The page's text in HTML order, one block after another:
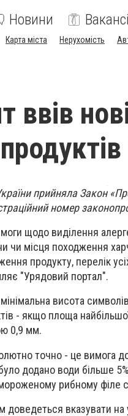
Новини
Карта міста Нерухомість
ввів
прийняла Закон
номер
щодо виділення
чи місця походження
продукту, перелік
"Урядовий портал".
висота
- якщо площа
0,9 мм.
точно - це вимога
було додано води більше
рибному філе
доведеться вказувати